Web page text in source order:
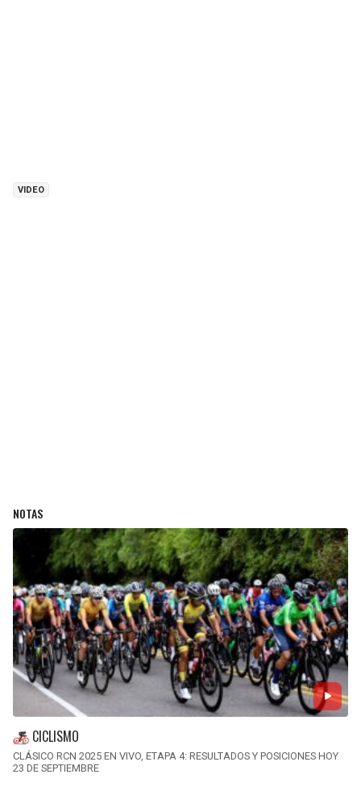
VIDEO
NOTAS
CICLISMO
CLÁSICO RCN 2025 EN VIVO, ETAPA 4: RESULTADOS Y POSICIONES HOY
23 DE SEPTIEMBRE